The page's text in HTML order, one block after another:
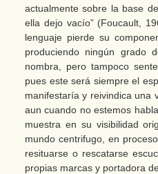
actualmente sobre la base
ella dejo vacío” (Foucault,
lenguaje pierde su
produciendo ningún grado
nombra, pero tampoco
pues este será siempre el
manifestaría y reivindica una
aun cuando no estemos
muestra en su visibilidad
mundo centrifugo, en
resituarse o rescatarse
propias marcas y portadora